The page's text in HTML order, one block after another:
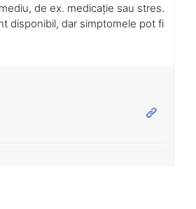
de ex. medicație sau stres.
disponibil, dar simptomele pot fi